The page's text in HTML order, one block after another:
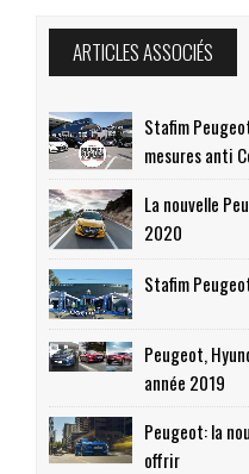
ARTICLES ASSOCIÉS
Stafim
mesures anti
La nouvelle
2020
Stafim
Peugeot,
année 2019
Peugeot: la
offrir